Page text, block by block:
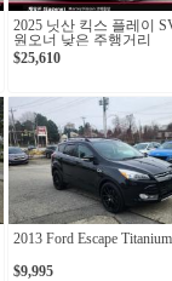
2025 닛산 킥스 플레이
원오너 낮은 주행거리
$25,610
2013 Ford Escape Titanium
$9,995